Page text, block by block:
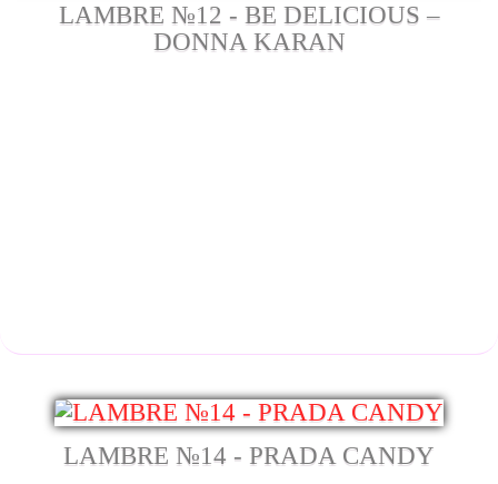
LAMBRE №12 - BE DELICIOUS –
DONNA KARAN
LAMBRE №14 - PRADA CANDY